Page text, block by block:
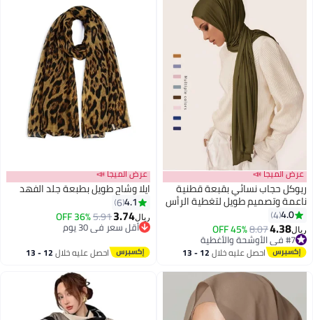
8
عرض الميجا 📣
ريوكل حجاب نسائي بقبعة قطنية
ناعمة وتصميم طويل لتغطية الرأس
مع تنوع أزياء للارتداء المعتدل
اليومي
4.0
4
ريال4.38
8.07
45% OFF #7 في الأوشحة والأغطية
أقل سعر في 30 يوم
#7 في الأوشحة والأغطية احصل عليه خلال 12 - 13
اغسطس
عرض الميجا 📣
ايلا وشاح طويل بطبعة جلد الفهد
4.1
6
ريال3.74
5.91
36% OFF
أقل سعر في 30 يوم
أقل سعر في 30 يوم
احصل عليه خلال 12 - 13
اغسطس